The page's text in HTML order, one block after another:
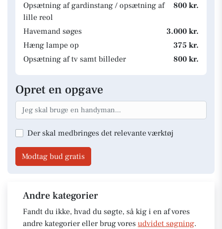
Opsætning af gardinstang / opsætning af
lille reol
800 kr.
Havemand søges
3.000 kr.
Hæng lampe op
375 kr.
Opsætning af tv samt billeder
800 kr.
Opret en opgave
Der skal medbringes det relevante værktøj
Modtag bud gratis
Andre kategorier
Fandt du ikke, hvad du søgte, så kig i en af vores
andre kategorier eller brug vores udvidet søgning.